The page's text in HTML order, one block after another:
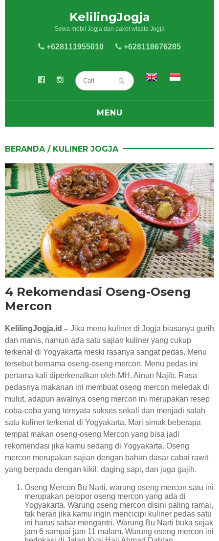
KelilingJogja
Sewa mobil Jogja dan paket wisata Jogja
+628111955010 +628118676285
MENU
SEWA MOBIL
SEWA HIACE
PAKET WISATA JOGJA
KELILING JOGJA
KULINER JOGJA
RESEP KULINER JOGJA
BERANDA / KULINER JOGJA
4 Rekomendasi Oseng-Oseng
Mercon
KelilingJogja.id – Jika menu kuliner di Jogja biasanya gurih
dan manis, namun ada satu sajian kuliner yang cukup
terkenal di Yogyakarta meski rasanya sangat pedas. Menu
tersebut bernama oseng-oseng mercon. Menu pedas ini
pertama kali diperkenalkan oleh MH. Ainun Najib. Rasa
pedasnya makanan ini membuat oseng mercon meledak di
mulut, adapun awalnya oseng mercon ini merupakan resep
coba-coba yang ternyata sukses sekali dan menjadi salah
satu kuliner terkenal di Yogyakarta. Mari simak beberapa
tempat makan oseng-oseng Mercon yang bisa jadi
rekomendasi jika kamu sedang di Yogyakarta. Oseng
mercon merupakan sajian dengan bahan dasar cabai rawit
yang berpadu dengan kikil, daging sapi, dan juga gajih.
Oseng Mercon Bu Narti, warung oseng mercon satu ini
merupakan pelopor oseng mercon yang ada di
Yogyakarta. Warung oseng mercon disini paling ramai,
tak heran jika kamu ingin mencicipi kuliner pedas satu
ini harus sabar mengantri. Warung Bu Narti buka sejak
jam 6 sampai jam 11 malam. Warung oseng mercon ini